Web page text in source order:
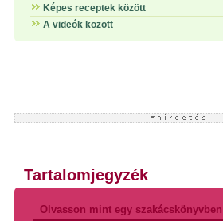
Képes receptek között
A videók között
Tartalomjegyzék
Olvasson mint egy